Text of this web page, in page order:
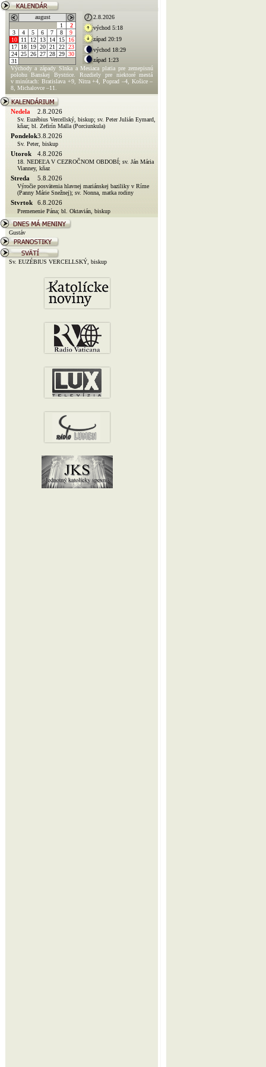
august
1
2
3
4 5 6 7 8
9
10
11 12 13 14 15
16
17
18 19 20 21 22 23
24 25 26 27 28 29 30
31
2.8.2026
východ 5:18
západ 20:19
východ 18:29
západ 1:23
Východy a západy Slnka a Mesiaca platia pre zemepisnú
polohu Banskej Bystrice. Rozdiely pre niektoré mestá
v minútach: Bratislava +9, Nitra +4, Poprad –4, Košice –
8, Michalovce –11.
Nedela 2.8.2026
Sv. Euzébius Vercellský, biskup; sv. Peter Julián Eymard,
kňaz; bl. Zefirín Malla (Porciunkula)
Pondelok3.8.2026
Sv. Peter, biskup
Utorok 4.8.2026
18. NEDEĽA V CEZROČNOM OBDOBÍ; sv. Ján Mária
Vianney, kňaz
Streda 5.8.2026
Výročie posvätenia hlavnej mariánskej baziliky v Ríme
(Panny Márie Snežnej); sv. Nonna, matka rodiny
Stvrtok 6.8.2026
Premenenie Pána; bl. Oktavián, biskup
Gustáv
Sv. EUZÉBIUS VERCELLSKÝ, biskup